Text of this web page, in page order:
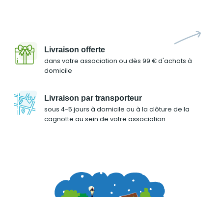
Livraison offerte
dans votre association ou dès 99 € d'achats à
domicile
Livraison par transporteur
sous 4-5 jours à domicile ou à la clôture de la
cagnotte au sein de votre association.